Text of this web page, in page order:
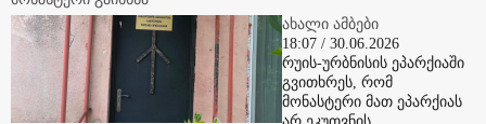
18:07 / 30.06.2026
რუის-ურბნისის ეპარქიაში
გვითხრეს, რომ
მონასტერი მათ ეპარქიას
არ ეკუთვნის.